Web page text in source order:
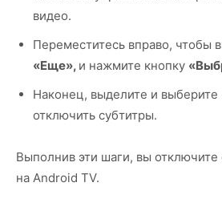
видео.
Переместитесь вправо, чтобы
«Еще», и нажмите кнопку
Наконец, выделите и выберите
отключить субтитры.
Выполнив эти шаги, вы отключите
на Android TV.